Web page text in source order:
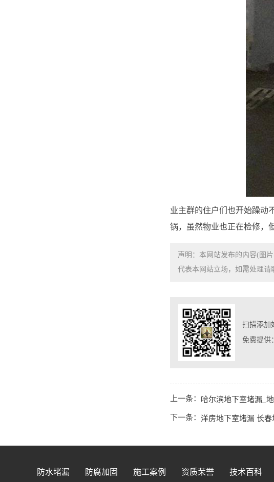
业主群的住户们也开始躁动
锅，虽然物业也正在检修，
声明：本网站发布的内容(图
代表本网站立场，如需处理请
扫描添加
免费提供
上一条： 哈尔滨地下室堵漏_
下一条： 洋房地下室堵漏 长
防水堵漏 防腐加固 施工案例 资质荣誉 技术百科